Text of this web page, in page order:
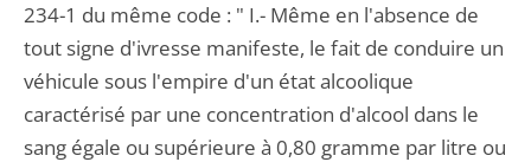
234-1 du même code : " I.- Même en l'absence de
tout signe d'ivresse manifeste, le fait de conduire un
véhicule sous l'empire d'un état alcoolique
caractérisé par une concentration d'alcool dans le
sang égale ou supérieure à 0,80 gramme par litre ou